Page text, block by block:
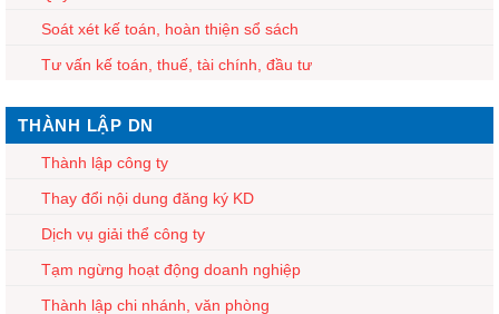
Soát xét kế toán, hoàn thiện sổ sách
Tư vấn kế toán, thuế, tài chính, đầu tư
THÀNH LẬP DN
Thành lập công ty
Thay đổi nội dung đăng ký KD
Dịch vụ giải thể công ty
Tạm ngừng hoạt động doanh nghiệp
Thành lập chi nhánh, văn phòng